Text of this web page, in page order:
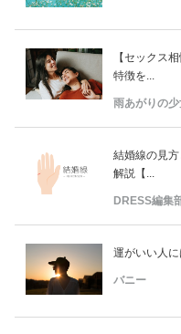
【セックス
特徴を...
雨あがりの
結婚線の見
解説【...
DRESS編集
運がいい人
バニー